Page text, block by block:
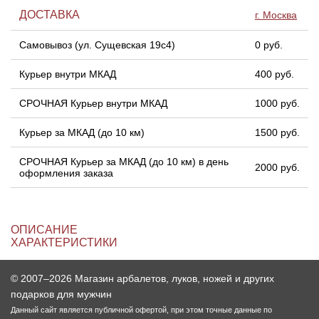
ДОСТАВКА г. Москва
Самовывоз (ул. Сущевская 19с4) 0 руб.
Курьер внутри МКАД 400 руб.
СРОЧНАЯ Курьер внутри МКАД 1000 руб.
Курьер за МКАД (до 10 км) 1500 руб.
СРОЧНАЯ Курьер за МКАД (до 10 км) в день
оформления заказа
2000 руб.
ОПИСАНИЕ
ХАРАКТЕРИСТИКИ
© 2007–2026 Магазин арбалетов, луков, ножей и других
подарков для мужчин
Данный сайт является публичной офертой, при этом точные данные по